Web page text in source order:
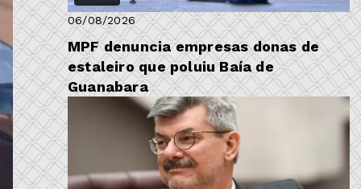
06/08/2026
MPF denuncia empresas donas de
estaleiro que poluiu Baía de
Guanabara